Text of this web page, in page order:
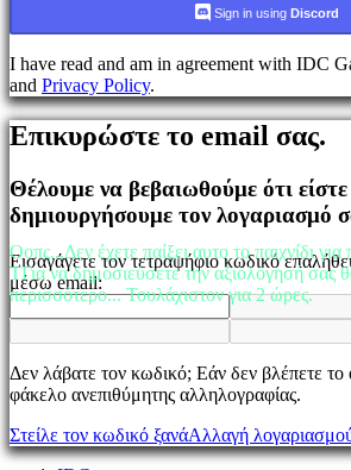
Αλλαγή
γλώσσας
AR
BS
CS
DE
EL
EN
ES
FI
FR
KO
NL
PL
PT
Sign in using Discord
I have read and am in agreement with IDC
and Privacy Policy.
Επικυρώστε το email σας.
Θέλουμε να βεβαιωθούμε ότι είστε
δημιουργήσουμε τον λογαριασμό
Εισαγάγετε τον τετραψήφιο κωδικό
μέσω email:
Δεν λάβατε τον κωδικό; Εάν δεν βλέπετε το
φάκελο ανεπιθύμητης αλληλογραφίας.
Στείλε τον κωδικό ξανάΑλλαγή
Οοπς...Δεν έχετε παίξει αυτο το παιχνίδι
TΓια να δημοσιεύσετε την αξιολόγησή σας
περισσότερο... Τουλάχιστον για 2 ώρες.